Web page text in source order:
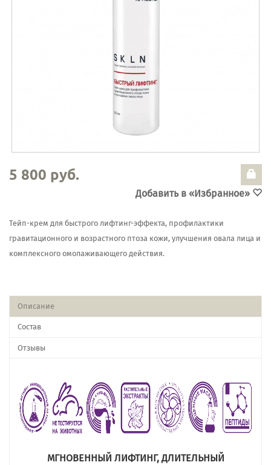
5 800 руб.
Добавить в «Избранное»
Тейп-крем для быстрого лифтинг-эффекта, профилактики
гравитационного и возрастного птоза кожи, улучшения овала лица и
комплексного омолаживающего действия.
Описание
Состав
Отзывы
МГНОВЕННЫЙ ЛИФТИНГ, ДЛИТЕЛЬНЫЙ